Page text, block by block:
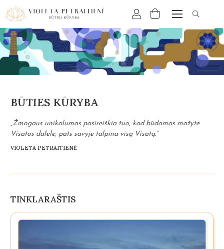
BŪTIES KŪRYBA
„Žmogaus unikalumas pasireiškia tuo, kad būdamas mažyte
Visatos dalele, pats savyje talpina visą Visatą.“
VIOLETA PETRAITIENĖ
TINKLARAŠTIS